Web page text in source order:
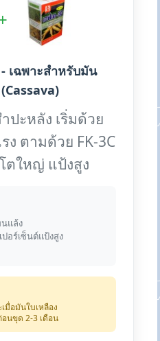
- เฉพาะสำหรับมัน
ะหลัง เริ่มด้วย
ง ตามด้วย FK-3C
ตใหญ่ แป้งสูง
นแล้ง
ปอร์เซ็นต์แป้งสูง
มื่อมันใบเหลือง
อนขุด 2-3 เดือน